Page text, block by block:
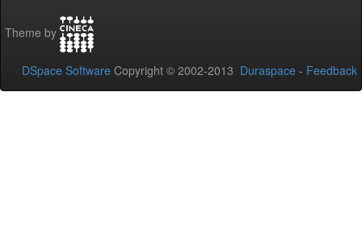
Theme by
DSpace Software Copyright © 2002-2013 Duraspace - Feedback